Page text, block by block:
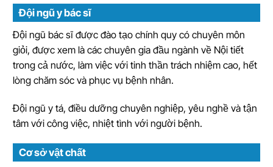
Đội ngũ y bác sĩ
Đội ngũ bác sĩ được đào tạo chính quy có chuyên môn
giỏi, được xem là các chuyên gia đầu ngành về Nội tiết
trong cả nước, làm việc với tinh thần trách nhiệm cao, hết
lòng chăm sóc và phục vụ bệnh nhân.
Đội ngũ y tá, điều dưỡng chuyên nghiệp, yêu nghề và tận
tâm với công việc, nhiệt tình với người bệnh.
Cơ sở vật chất